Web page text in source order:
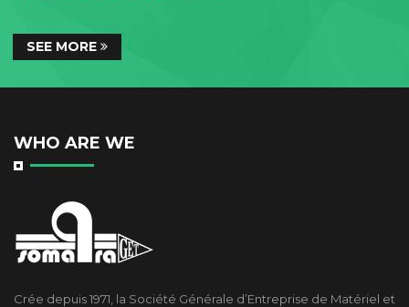
SEE MORE
WHO ARE WE
Crée depuis 1971, la Société Générale d’Entreprise de Matériel et